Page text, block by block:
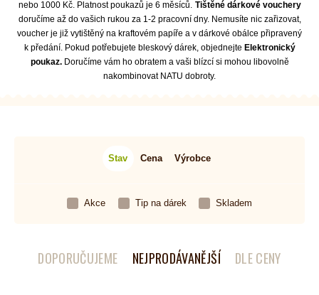
nebo 1000 Kč. Platnost poukazů je 6 měsíců.
Tištěné dárkové vouchery
doručíme až do vašich rukou za 1-2 pracovní dny. Nemusíte nic zařizovat,
voucher je již vytištěný na kraftovém papíře a v dárkové obálce připravený
k předání. Pokud potřebujete bleskový dárek, objednejte Elektronický
poukaz.
Doručíme vám ho obratem a vaši blízcí si mohou libovolně
nakombinovat NATU dobroty.
Stav Cena Výrobce
Akce Tip na dárek Skladem
DOPORUČUJEME NEJPRODÁVANĚJŠÍ DLE CENY